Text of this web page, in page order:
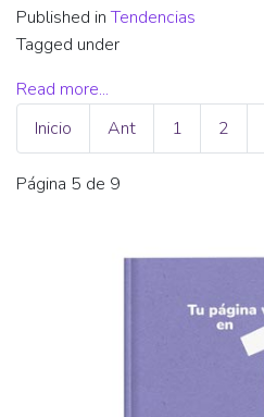
Published in Tendencias
Tagged under
Read more...
Inicio
Ant 1 2
Página 5 de 9